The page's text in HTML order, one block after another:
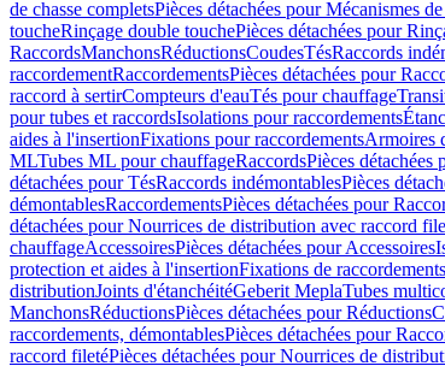
de chasse completsPièces détachées pour Mécanismes
toucheRinçage double touchePièces détachées pour
RaccordsManchonsRéductionsCoudesTésRaccords
raccordementRaccordementsPièces détachées pour
raccord à sertirCompteurs d'eauTés pour chauffage
pour tubes et raccordsIsolations pour raccordements
aides à l'insertionFixations pour raccordementsArmoires
MLTubes ML pour chauffageRaccordsPièces détachées
détachées pour TésRaccords indémontablesPièces
démontablesRaccordementsPièces détachées pour
détachées pour Nourrices de distribution avec raccord
chauffageAccessoiresPièces détachées pour Accessoires
protection et aides à l'insertionFixations de raccordements
distributionJoints d'étanchéitéGeberit MeplaTubes
ManchonsRéductionsPièces détachées pour Réductions
raccordements, démontablesPièces détachées pour
raccord filetéPièces détachées pour Nourrices de